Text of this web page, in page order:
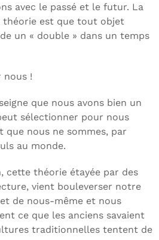
avec le passé et le futur. La
théorie est que tout objet
un « double » dans un temps
nous !
que nous avons bien un
sélectionner pour nous
nous ne sommes, par
au monde.
cette théorie étayée par des
vient bouleverser notre
de nous-même et nous
ce que les anciens savaient
traditionnelles tentent de